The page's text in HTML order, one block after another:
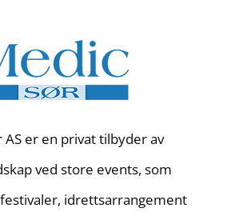
AS er en privat tilbyder av
ved store events, som
idrettsarrangement